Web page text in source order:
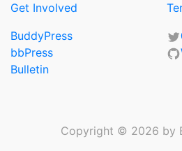
Get Involved
BuddyPress
bbPress
Bulletin
Copyright © 2026 by